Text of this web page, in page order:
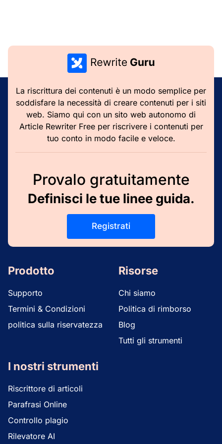
La riscrittura dei contenuti è un modo semplice per
soddisfare la necessità di creare contenuti per i siti
web. Siamo qui con un sito web autonomo di
Article Rewriter Free per riscrivere i contenuti per
tuo conto in modo facile e veloce.
Provalo gratuitamente
Definisci le tue linee guida.
Registrati
Prodotto
Supporto
Termini & Condizioni
politica sulla riservatezza
Risorse
Chi siamo
Politica di rimborso
Blog
Tutti gli strumenti
I nostri strumenti
Riscrittore di articoli
Parafrasi Online
Controllo plagio
Rilevatore AI